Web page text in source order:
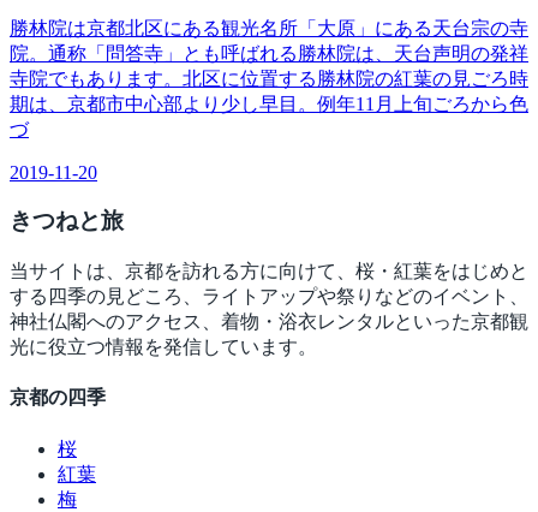
勝林院は京都北区にある観光名所「大原」にある天台宗の寺
院。通称「問答寺」とも呼ばれる勝林院は、天台声明の発祥
寺院でもあります。北区に位置する勝林院の紅葉の見ごろ時
期は、京都市中心部より少し早目。例年11月上旬ごろから色
づ
2019-11-20
きつねと旅
当サイトは、京都を訪れる方に向けて、桜・紅葉をはじめと
する四季の見どころ、ライトアップや祭りなどのイベント、
神社仏閣へのアクセス、着物・浴衣レンタルといった京都観
光に役立つ情報を発信しています。
京都の四季
桜
紅葉
梅